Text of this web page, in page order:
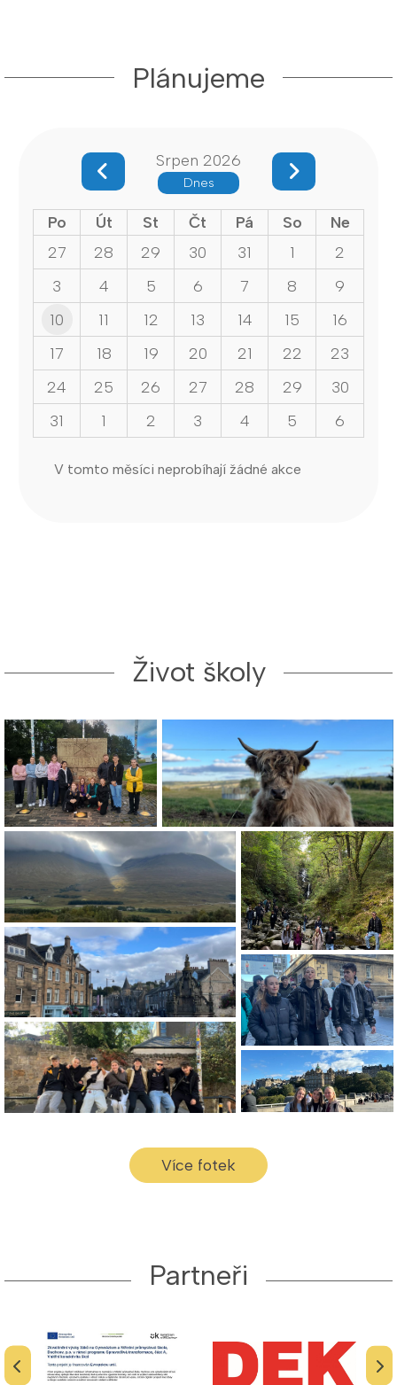
Plánujeme
Srpen 2026
Dnes
Po Út St Čt Pá So
Ne
27
28 29 30 31 1
2
3
4 5 6 7 8
9
10
11 12 13 14 15
16
17
18 19 20 21 22
23
24
25 26 27 28 29
30
31
1 2 3 4 5 6
V tomto měsíci neprobíhají žádné akce
Život školy
Více fotek
Partneři